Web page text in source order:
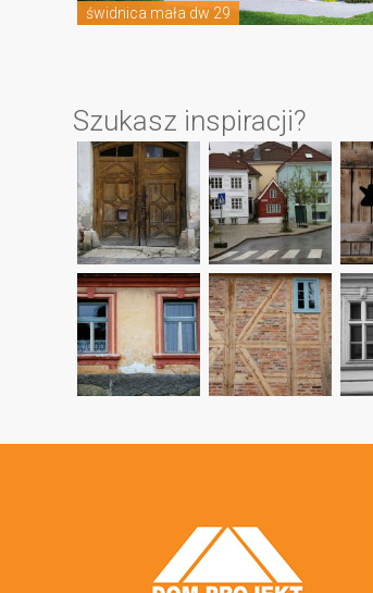
świdnica mała dw 29
Szukasz inspiracji?